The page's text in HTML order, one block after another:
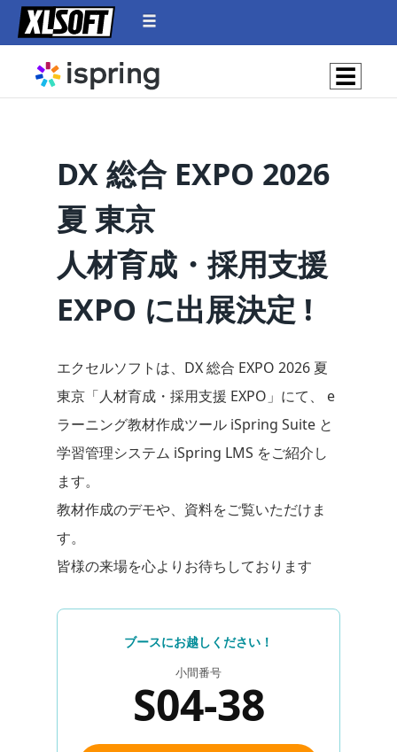
☰
DX 総合 EXPO 2026
夏 東京
人材育成・採用支援
EXPO に出展決定 !
エクセルソフトは、DX 総合 EXPO 2026 夏
東京「人材育成・採用支援 EXPO」にて、 e
ラーニング教材作成ツール iSpring Suite と
学習管理システム iSpring LMS をご紹介し
ます。
教材作成のデモや、資料をご覧いただけま
す。
皆様の来場を心よりお待ちしております
ブースにお越しください！
小間番号
S04-38